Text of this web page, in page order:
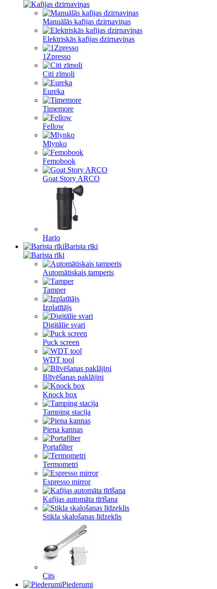
Manuālās kafijas dzirnaviņas
Elektriskās kafijas dzirnaviņas
1Zpresso
Citi zīmoli
Eureka
Timemore
Fellow
Mlynko
Femobook
Goat Story ARCO
Hario
Barista rīki
Automātiskais tamperis
Tamper
Izplatītājs
Digitālie svari
Puck screen
WDT tool
Blīvēšanas paklājiņi
Knock box
Tamping stacija
Piena kannas
Portafilter
Termometri
Espresso mirror
Kafijas automāta tīrīšana
Stikla skalošanas līdzeklis
Cits
Piederumi